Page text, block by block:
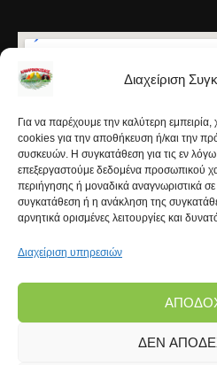
Διαχείριση
Για να παρέχουμε την καλύτερη
cookies για την αποθήκευση ή/και την
συσκευών. Η συγκατάθεση για τις εν λόγω
επεξεργαστούμε δεδομένα προσωπικού
περιήγησης ή μοναδικά αναγνωριστικά
συγκατάθεση ή η ανάκληση της
αρνητικά ορισμένες λειτουργίες και
Διαχείριση υπηρεσιών
ΔΕΝ
Copyright © 2026 |